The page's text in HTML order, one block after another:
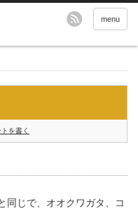
menu
を書く
同じで、オオクワガタ、コ